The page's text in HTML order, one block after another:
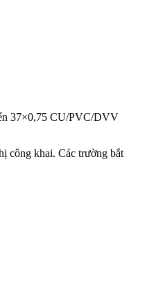
37×0,75 CU/PVC/DVV
công khai. Các trường bắt